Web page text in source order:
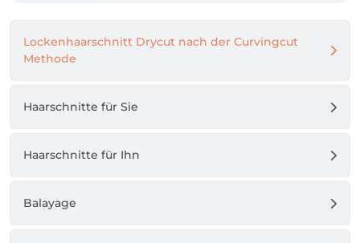
Lockenhaarschnitt Drycut nach der Curvingcut
Methode
Haarschnitte für Sie
Haarschnitte für Ihn
Balayage